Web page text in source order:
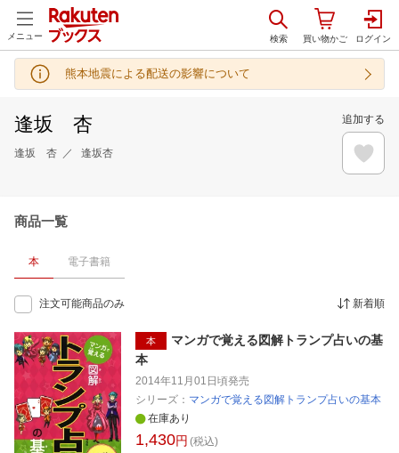
メニュー
熊本地震による配送の影響について
逢坂 杏
逢坂 杏 逢坂杏
追加する
商品一覧
本 電子書籍
注文可能商品のみ 新着順
本
マンガで覚える図解トランプ占いの基
本
2014年11月01日頃発売
シリーズ： マンガで覚える図解トランプ占いの基本
在庫あり
1,430円 (税込)